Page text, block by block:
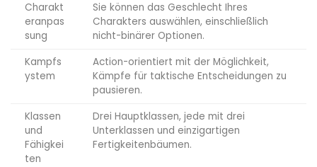
Charakt
eranpas
sung
Sie können das Geschlecht Ihres
Charakters auswählen, einschließlich
nicht-binärer Optionen.
Kampfs
ystem
Action-orientiert mit der Möglichkeit,
Kämpfe für taktische Entscheidungen zu
pausieren.
Klassen
und
Fähigkei
ten
Drei Hauptklassen, jede mit drei
Unterklassen und einzigartigen
Fertigkeitenbäumen.